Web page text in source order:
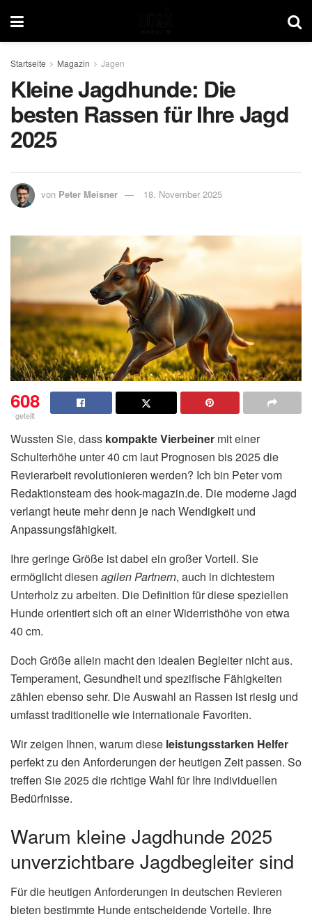
Startseite Magazin Jagen
Kleine Jagdhunde: Die
besten Rassen für Ihre Jagd
2025
von Peter Meisner 18. November 2025
608
geteilt
Wussten Sie, dass kompakte Vierbeiner mit einer
Schulterhöhe unter 40 cm laut Prognosen bis 2025 die
Revierarbeit revolutionieren werden? Ich bin Peter vom
Redaktionsteam des hook-magazin.de. Die moderne Jagd
verlangt heute mehr denn je nach Wendigkeit und
Anpassungsfähigkeit.
Ihre geringe Größe ist dabei ein großer Vorteil. Sie
ermöglicht diesen agilen Partnern, auch in dichtestem
Unterholz zu arbeiten. Die Definition für diese speziellen
Hunde orientiert sich oft an einer Widerristhöhe von etwa
40 cm.
Doch Größe allein macht den idealen Begleiter nicht aus.
Temperament, Gesundheit und spezifische Fähigkeiten
zählen ebenso sehr. Die Auswahl an Rassen ist riesig und
umfasst traditionelle wie internationale Favoriten.
Wir zeigen Ihnen, warum diese leistungsstarken Helfer
perfekt zu den Anforderungen der heutigen Zeit passen. So
treffen Sie 2025 die richtige Wahl für Ihre individuellen
Bedürfnisse.
Warum kleine Jagdhunde 2025
unverzichtbare Jagdbegleiter sind
Für die heutigen Anforderungen in deutschen Revieren
bieten bestimmte Hunde entscheidende Vorteile. Ihre